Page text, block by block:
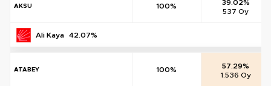
AKSU 100%
39.02%
537 Oy
Ali Kaya 42.07%
ATABEY 100%
57.29%
1.536 Oy